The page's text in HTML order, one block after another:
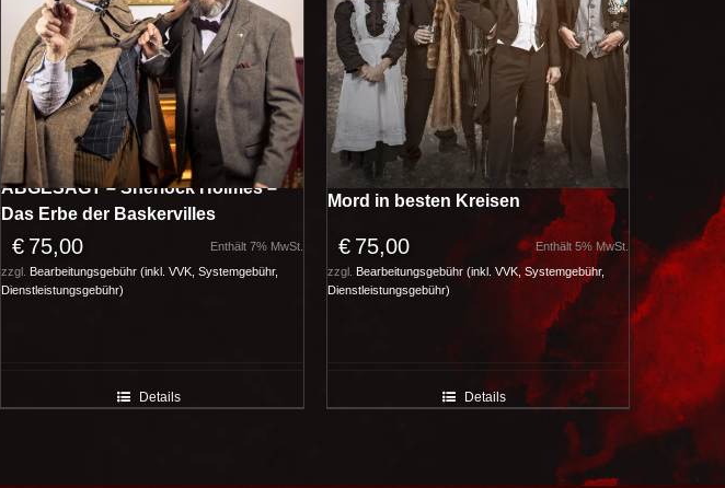
ABGESAGT – Sherlock Holmes –
Das Erbe der Baskervilles
€ 75,00
Enthält 7% MwSt.
zzgl. Bearbeitungsgebühr (inkl. VVK, Systemgebühr,
Dienstleistungsgebühr)
Details
Mord in besten Kreisen
€ 75,00
Enthält 5% MwSt.
zzgl. Bearbeitungsgebühr (inkl. VVK, Systemgebühr,
Dienstleistungsgebühr)
Details